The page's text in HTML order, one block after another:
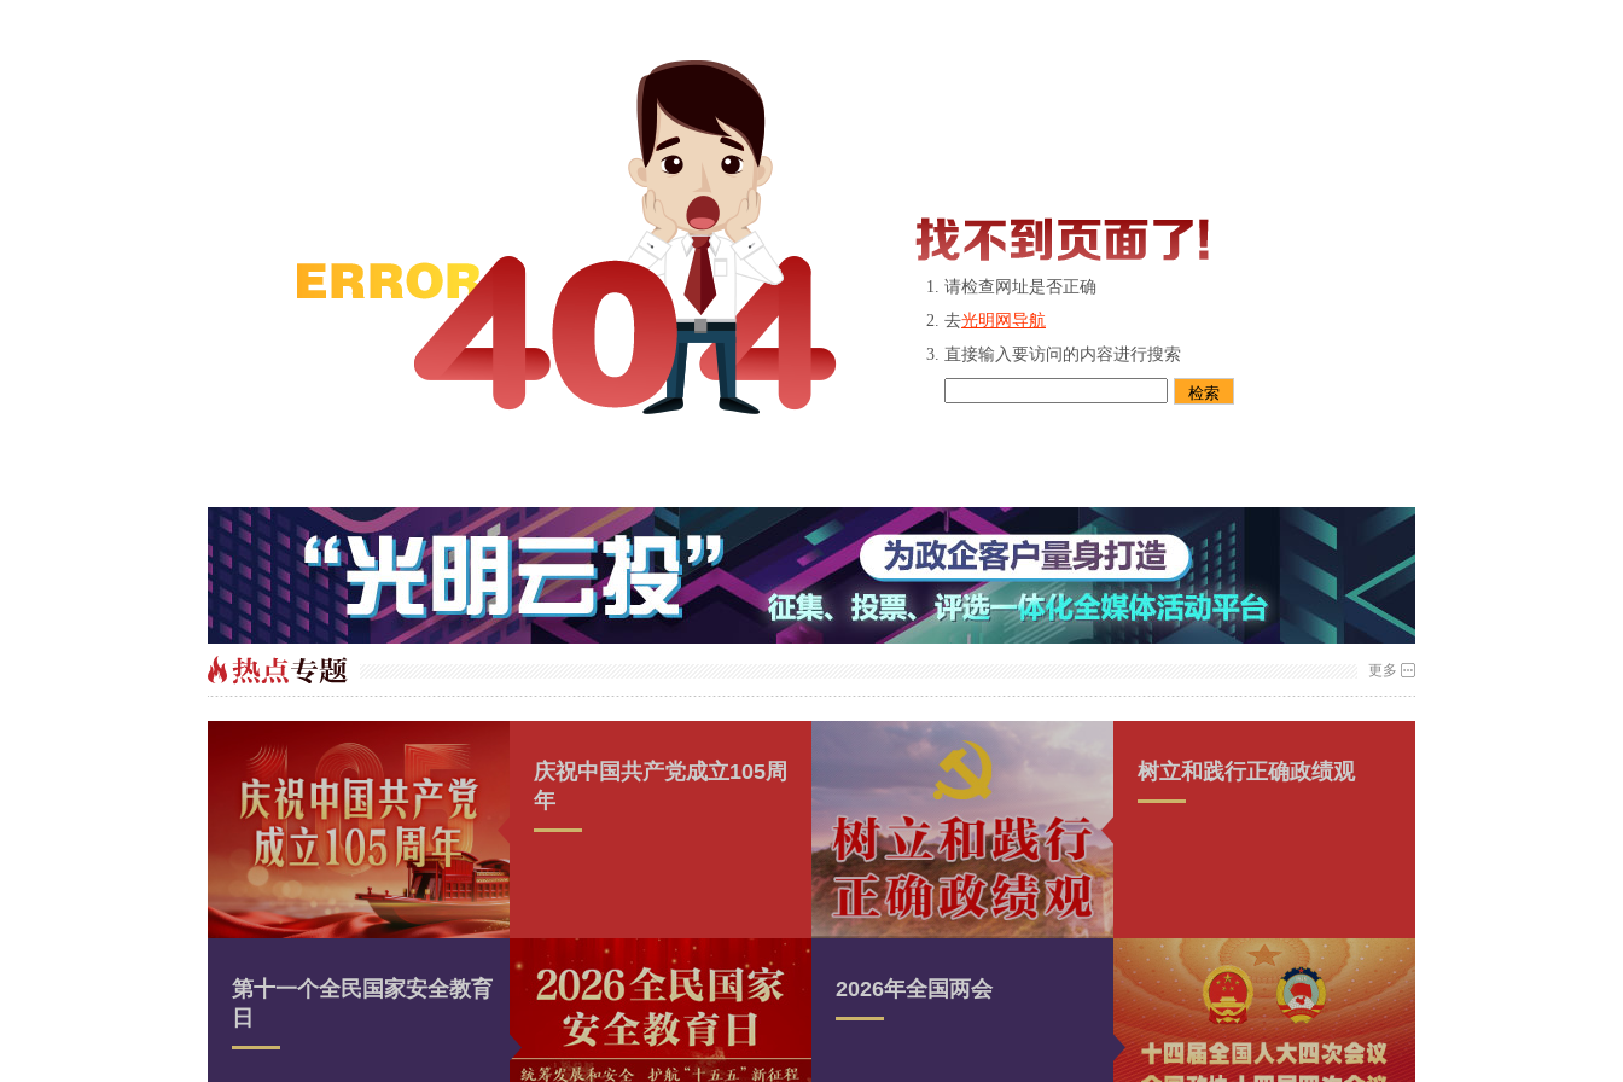
请检查网址是否正确
去光明网导航
直接输入要访问的内容进行搜索